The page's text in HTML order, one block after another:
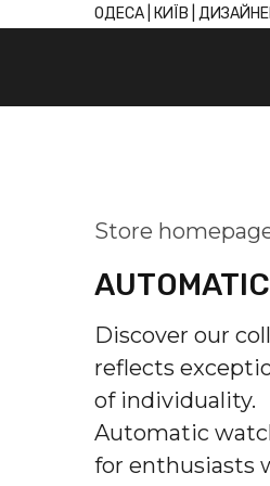
ОДЕСА | КИЇВ |
Store
Discover our
reflects
of individuality.
Automatic
for enthusiasts